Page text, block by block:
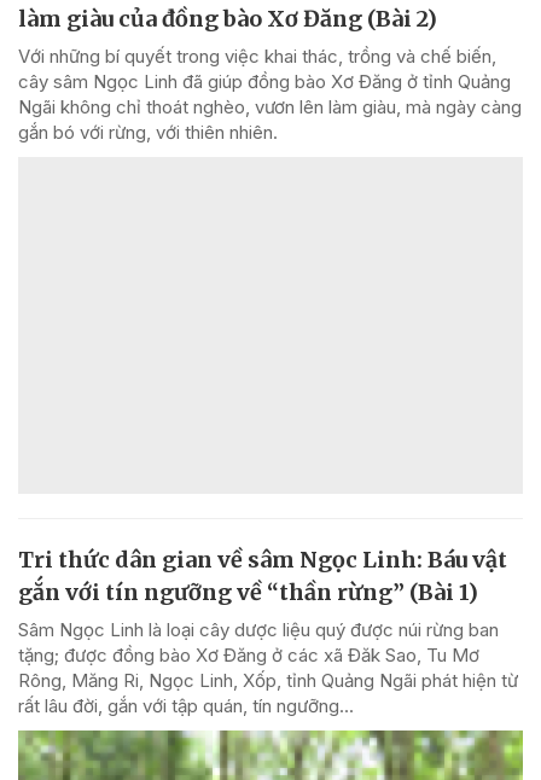
làm giàu của đồng bào Xơ Đăng (Bài 2)
Với những bí quyết trong việc khai thác, trồng và chế biến,
cây sâm Ngọc Linh đã giúp đồng bào Xơ Đăng ở tỉnh Quảng
Ngãi không chỉ thoát nghèo, vươn lên làm giàu, mà ngày càng
gắn bó với rừng, với thiên nhiên.
Tri thức dân gian về sâm Ngọc Linh: Báu vật
gắn với tín ngưỡng về “thần rừng” (Bài 1)
Sâm Ngọc Linh là loại cây dược liệu quý được núi rừng ban
tặng; được đồng bào Xơ Đăng ở các xã Đăk Sao, Tu Mơ
Rông, Măng Ri, Ngọc Linh, Xốp, tỉnh Quảng Ngãi phát hiện từ
rất lâu đời, gắn với tập quán, tín ngưỡng...